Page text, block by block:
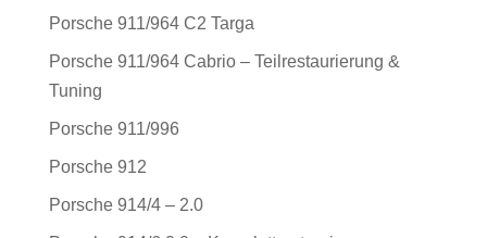
Porsche 911/964 C2 Targa
Porsche 911/964 Cabrio – Teilrestaurierung &
Tuning
Porsche 911/996
Porsche 912
Porsche 914/4 – 2.0